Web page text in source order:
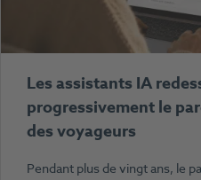
Les assistants IA
progressivement le
des voyageurs
Pendant plus de vingt ans, le